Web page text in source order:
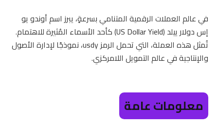
في عالم العملات الرقمية المتنامي بسرعةٍ، يبرز اسم أوندو يو
إس دولار ييلد (US Dollar Yield) كأحد الأسماء المُثيرة للاهتمام.
تُمثل هذه العملة، التي تحمل الرمز usdy، نموذجًا لإدارة الأصول
والإنتاجية في عالم التمويل اللامركزي.
معلومات عامة